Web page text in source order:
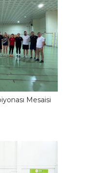
Mesaisi